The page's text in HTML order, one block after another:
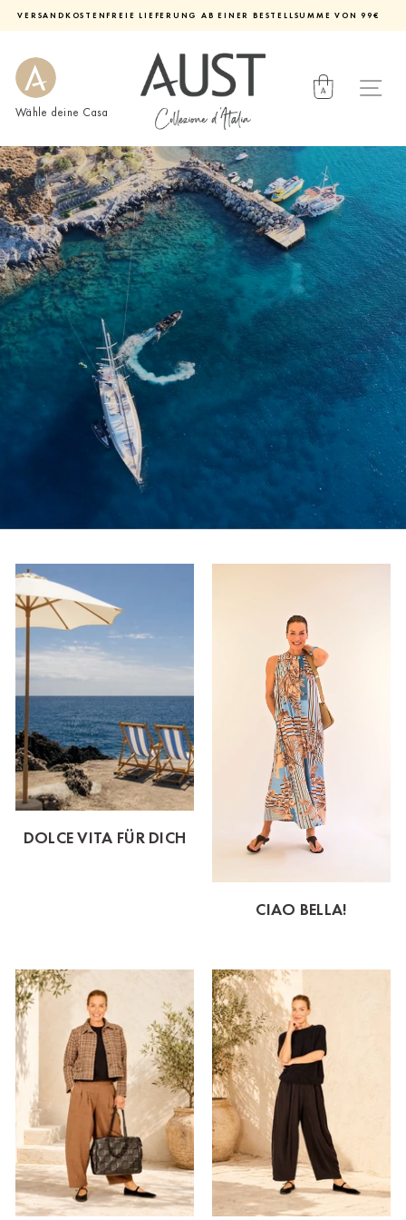
pausieren
VERSANDKOSTENFREIE LIEFERUNG AB EINER BESTELLSUMME VON 99€
Wähle deine Casa
DOLCE VITA FÜR DICH
CIAO BELLA!